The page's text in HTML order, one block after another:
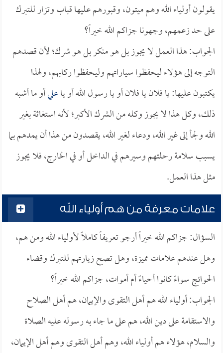
يقولون أولياء الله وهم ميتون، وقبورهم عليها قباب وتزار للتبرك
على حد زعمهم، وجهونا جزاكم الله خيراً؟
الجواب: هذا العمل لا يجوز بل هو منكر بل هو شرك؛ لأن قصدهم
التوجه إلى هؤلاء ليحفظوا سياراتهم وليحفظوا ركابهم، ولهذا
يكتبون عليها: يا فلان يا فلان أو يا رسول الله أو ياعليأو ما أشبه
ذلك، وكل هذا لا يجوز وكله من الشرك الأكبر؛ لأنه استغاثة بغير
الله ولجأ إلى غير الله، ودعاء لغير الله، يقصدون من هذا أن يمدهم بما
يسبب سلامة رحلتهم وسيرهم في الداخل أو في الخارج، فلا يجوز
مثل هذا العمل.
علامات معرفة من هم أولياء الله
السؤال: جزاكم الله خيراً أرجو تعريفاً كاملاً لأولياء الله ومن هم،
وهل عندهم علامات مميزة، وهل تصح زيارتهم للتبرك وقضاء
الحوائج سواءً كانوا أحياءً أم أموات، جزاكم الله خيراً؟
الجواب: أولياء الله هم أهل التقوى والإيمان، هم أهل الصلاح
والاستقامة على دين الله، هم على ما جاء به رسوله عليه الصلاة
والسلام، هؤلاء هم أولياء الله، وهم أهل التقوى وهم أهل الإيمان،